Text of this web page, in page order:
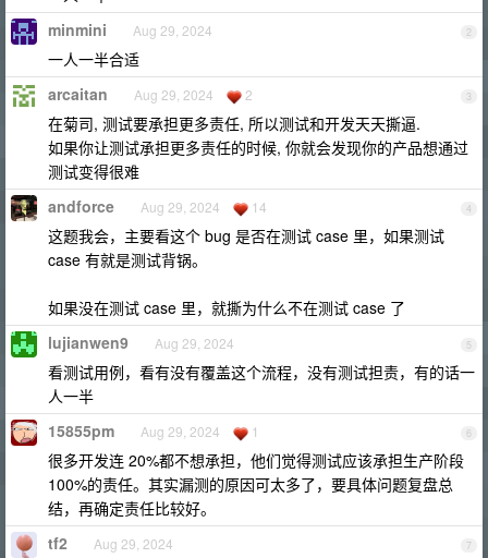
2
minmini Aug 29, 2024
一人一半合适
3
arcaitan Aug 29, 2024 2
在菊司, 测试要承担更多责任, 所以测试和开发天天撕逼.
如果你让测试承担更多责任的时候, 你就会发现你的产品想通过
测试变得很难
4
andforce Aug 29, 2024 14
这题我会，主要看这个 bug 是否在测试 case 里，如果测试
case 有就是测试背锅。
如果没在测试 case 里，就撕为什么不在测试 case 了
5
lujianwen9 Aug 29, 2024
看测试用例，看有没有覆盖这个流程，没有测试担责，有的话一
人一半
6
15855pm Aug 29, 2024 1
很多开发连 20%都不想承担，他们觉得测试应该承担生产阶段
100%的责任。其实漏测的原因可太多了，要具体问题复盘总
结，再确定责任比较好。
7
tf2 Aug 29, 2024